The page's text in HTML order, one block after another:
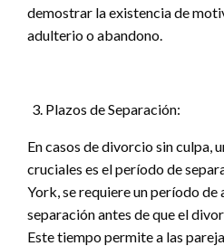
demostrar la existencia de
adulterio o abandono.
Plazos de Separación:
En casos de divorcio sin culpa,
cruciales es el período de
York, se requiere un período de
separación antes de que el
Este tiempo permite a las